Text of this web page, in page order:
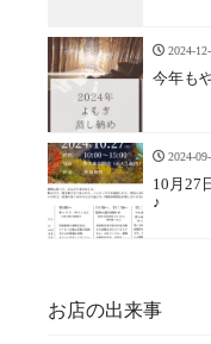
2024-
今年も
2024-09-
10月27
♪
お店の出来事